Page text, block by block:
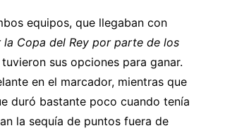
equipos, que llegaban con
Copa del Rey por parte de los
sus opciones para ganar.
en el marcador, mientras que
duró bastante poco cuando tenía
la sequía de puntos fuera de